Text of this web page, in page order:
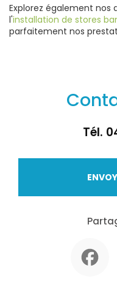
Explorez également nos
l'installation de stores
parfaitement nos
Tél.